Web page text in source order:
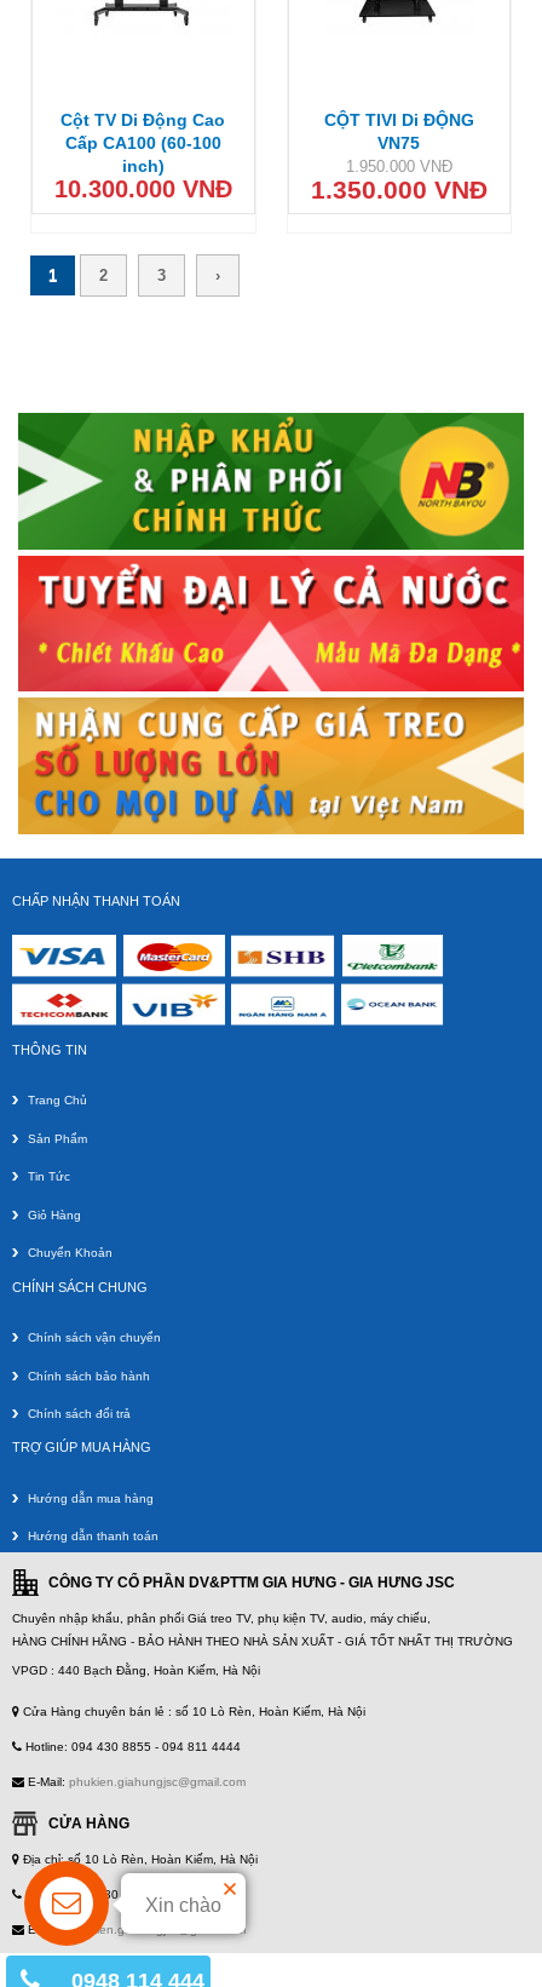
Cột TV Di Động Cao
Cấp CA100 (60-100
inch)
10.300.000 VNĐ
CỘT TIVI Di ĐỘNG
VN75
1.950.000 VNĐ
1.350.000 VNĐ
Trang
1 2 3 ›
CHẤP NHẬN THANH TOÁN
THÔNG TIN
Trang Chủ
Sản Phẩm
Tin Tức
Giỏ Hàng
Chuyển Khoản
CHÍNH SÁCH CHUNG
Chính sách vận chuyển
Chính sách bảo hành
Chính sách đổi trả
TRỢ GIÚP MUA HÀNG
Hướng dẫn mua hàng
Hướng dẫn thanh toán
Xin chào
CÔNG TY CỔ PHẦN DV&PTTM GIA HƯNG - GIA HƯNG JSC
Chuyên nhập khẩu, phân phối Giá treo TV, phụ kiện TV, audio, máy chiếu,
HÀNG CHÍNH HÃNG - BẢO HÀNH THEO NHÀ SẢN XUẤT - GIÁ TỐT NHẤT THỊ TRƯỜNG
VPGD : 440 Bạch Đằng, Hoàn Kiếm, Hà Nội
Cửa Hàng chuyên bán lẻ : số 10 Lò Rèn, Hoàn Kiếm, Hà Nội
Hotline: 094 430 8855 - 094 811 4444
E-Mail: phukien.giahungjsc@gmail.com
CỬA HÀNG
Địa chỉ: số 10 Lò Rèn, Hoàn Kiếm, Hà Nội
Hotline: 094 430 8855 - 094 811 4444
E-Mail:phukien.giahungjsc@gmail.com
0948 114 444